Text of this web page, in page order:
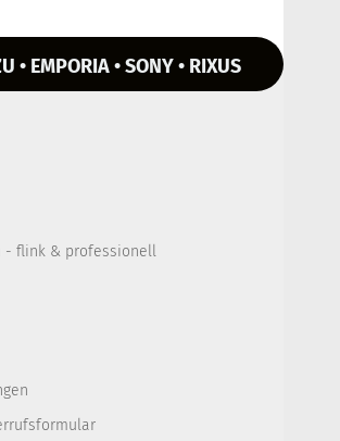
• EMPORIA • SONY • RIXUS
- flink & professionell